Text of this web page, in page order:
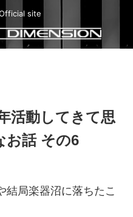
site
活動してきて思
お話 その6
局楽器沼に落ちたこ